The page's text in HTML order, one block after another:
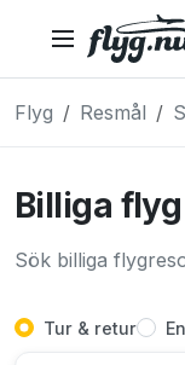
Flyg Resmål
Billiga
Sök billiga
Tur & retur